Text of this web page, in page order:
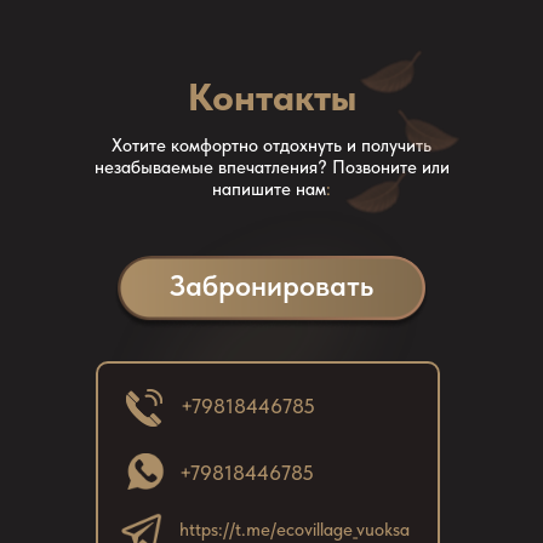
+79818446785
Контакты
Хотите комфортно отдохнуть и получить
незабываемые впечатления? Позвоните или
напишите нам:
+79818446785
https://t.me/ecovillage_vuoksa
Забронировать